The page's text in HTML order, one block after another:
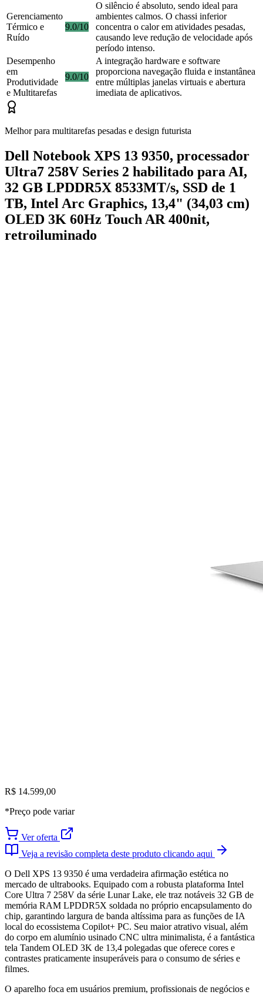
Gerenciamento
Térmico e
Ruído
9.0/10
O silêncio é absoluto, sendo ideal para
ambientes calmos. O chassi inferior
concentra o calor em atividades pesadas,
causando leve redução de velocidade após
período intenso.
Desempenho
em
Produtividade
e Multitarefas
9.0/10
A integração hardware e software
proporciona navegação fluida e instantânea
entre múltiplas janelas virtuais e abertura
imediata de aplicativos.
Melhor para multitarefas pesadas e design futurista
Dell Notebook XPS 13 9350, processador
Ultra7 258V Series 2 habilitado para AI,
32 GB LPDDR5X 8533MT/s, SSD de 1
TB, Intel Arc Graphics, 13,4" (34,03 cm)
OLED 3K 60Hz Touch AR 400nit,
retroiluminado
R$ 14.599,00
*Preço pode variar
Ver oferta
Veja a revisão completa deste produto clicando aqui
O Dell XPS 13 9350 é uma verdadeira afirmação estética no
mercado de ultrabooks. Equipado com a robusta plataforma Intel
Core Ultra 7 258V da série Lunar Lake, ele traz notáveis 32 GB de
memória RAM LPDDR5X soldada no próprio encapsulamento do
chip, garantindo largura de banda altíssima para as funções de IA
local do ecossistema Copilot+ PC. Seu maior atrativo visual, além
do corpo em alumínio usinado CNC ultra minimalista, é a fantástica
tela Tandem OLED 3K de 13,4 polegadas que oferece cores e
contrastes praticamente insuperáveis para o consumo de séries e
filmes.
O aparelho foca em usuários premium, profissionais de negócios e